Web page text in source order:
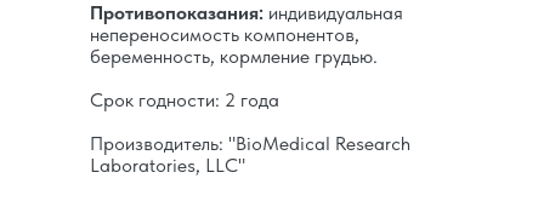
Противопоказания: индивидуальная
непереносимость компонентов,
беременность, кормление грудью.
Срок годности: 2 года
Производитель: "BioMedical Research
Laboratories, LLC"